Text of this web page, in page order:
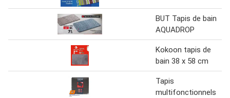
BUT Tapis de bain
AQUADROP
Kokoon tapis de
bain 38 x 58 cm
Tapis
multifonctionnels